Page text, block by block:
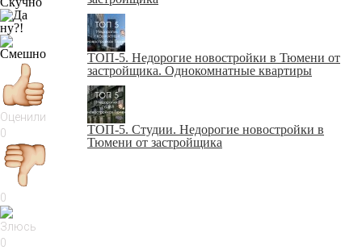
Оценили
0
0
0
ТОП-5. Недорогие новостройки в Тюмени от
застройщика. Однокомнатные квартиры
ТОП-5. Студии. Недорогие новостройки в
Тюмени от застройщика